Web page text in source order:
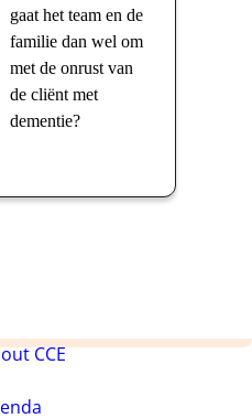
gaat het team en de
familie dan wel om
met de onrust van
de cliënt met
dementie?
CCE